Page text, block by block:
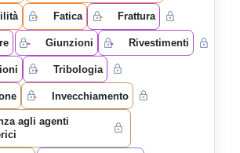
- Fatica - Frattura
- Giunzioni - Rivestimenti
- Tribologia
- Invecchiamento
agli agenti